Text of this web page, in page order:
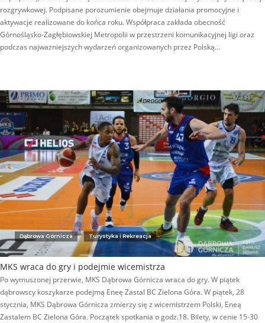
rozgrywkowej. Podpisane porozumienie obejmuje działania promocyjne i
aktywacje realizowane do końca roku. Współpraca zakłada obecność
Górnośląsko-Zagłębiowskiej Metropolii w przestrzeni komunikacyjnej ligi oraz
podczas najważniejszych wydarzeń organizowanych przez Polską…
Dąbrowa Górnicza Turystyka i Rekreacja
MKS wraca do gry i podejmie wicemistrza
Po wymuszonej przerwie, MKS Dąbrowa Górnicza wraca do gry. W piątek
dąbrowscy koszykarze podejmą Eneę Zastal BC Zielona Góra. W piątek, 28
stycznia, MKS Dąbrowa Górnicza zmierzy się z wicemistrzem Polski, Eneą
Zastalem BC Zielona Góra. Początek spotkania o godz.18. Bilety, w cenie 15-30